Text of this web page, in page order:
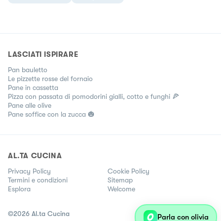
LASCIATI ISPIRARE
Pan bauletto
Le pizzette rosse del fornaio
Pane in cassetta
Pizza con passata di pomodorini gialli, cotto e funghi 🍕
Pane alle olive
Pane soffice con la zucca 🎃
AL.TA CUCINA
Privacy Policy
Cookie Policy
Termini e condizioni
Sitemap
Esplora
Welcome
©2026 Al.ta Cucina Parla con olivia